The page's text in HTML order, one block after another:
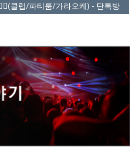
클럽/파티룸/가라오케) - 단톡방